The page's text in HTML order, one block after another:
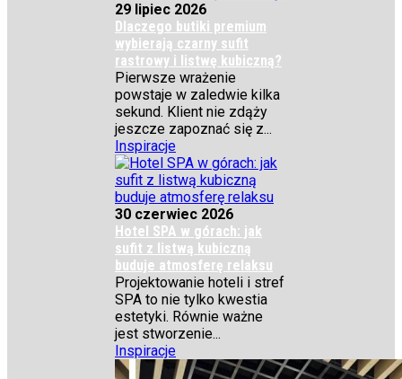
29 lipiec 2026
Dlaczego butiki premium
wybierają czarny sufit
rastrowy i listwę kubiczną?
Pierwsze wrażenie
powstaje w zaledwie kilka
sekund. Klient nie zdąży
jeszcze zapoznać się z...
Inspiracje
30 czerwiec 2026
Hotel SPA w górach: jak
sufit z listwą kubiczną
buduje atmosferę relaksu
Projektowanie hoteli i stref
SPA to nie tylko kwestia
estetyki. Równie ważne
jest stworzenie...
Inspiracje